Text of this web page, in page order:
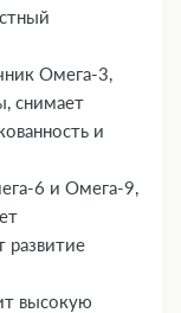
Омега-3,
снимает
и
6 и Омега-9,
развитие
высокую